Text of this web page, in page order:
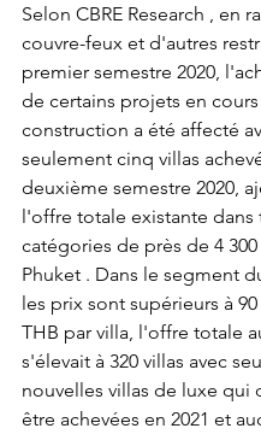
Selon CBRE Research , en
couvre-feux et d'autres
premier semestre 2020,
de certains projets en
construction a été affecté
seulement cinq villas
deuxième semestre 2020,
l'offre totale existante dans
catégories de près de 4 300
Phuket . Dans le segment
les prix sont supérieurs à
THB par villa, l'offre totale
s'élevait à 320 villas avec
nouvelles villas de luxe qui
être achevées en 2021 et